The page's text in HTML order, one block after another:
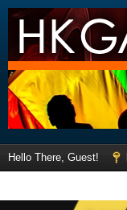
Hello There, Guest!